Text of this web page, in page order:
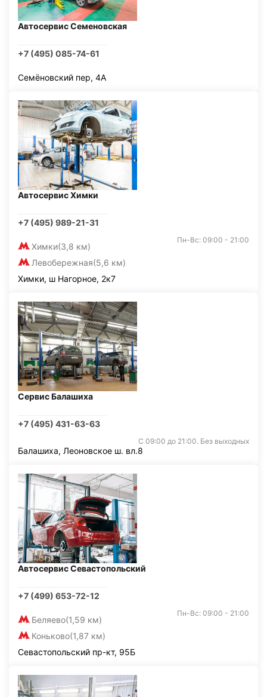
Автосервис Семеновская
+7 (495) 085-74-61
Семёновский пер, 4А
Автосервис Химки
+7 (495) 989-21-31
Химки(3,8 км)
Левобережная(5,6 км)
Пн-Вс: 09:00 - 21:00
Химки, ш Нагорное, 2к7
Сервис Балашиха
+7 (495) 431-63-63
С 09:00 до 21:00. Без выходных
Балашиха, Леоновское ш. вл.8
Автосервис Севастопольский
+7 (499) 653-72-12
Беляево(1,59 км)
Коньково(1,87 км)
Пн-Вс: 09:00 - 21:00
Севастопольский пр-кт, 95Б